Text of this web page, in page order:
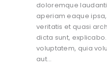
doloremque
aperiam eaque
veritatis et quasi
dicta sunt,
voluptatem, quia
aut…